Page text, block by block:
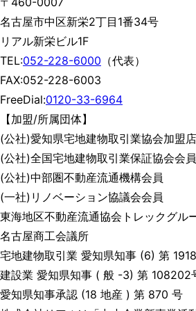
名古屋市中区新栄2丁目1番34号
リアル新栄ビル1F
TEL:052-228-6000 （代表）
FAX:052-228-6003
FreeDial:0120-33-6964
【加盟/所属団体】
(公社)愛知県宅地建物取引業協会加盟店
(公社)全国宅地建物取引業保証協会会員
(公社)中部圏不動産流通機構会員
(一社)リノベーション協議会会員
東海地区不動産流通協会トレックグル
名古屋商工会議所
宅地建物取引業 愛知県知事 (6) 第
建設業 愛知県知事 ( 般 -3) 第 108202
愛知県知事承認 (18 地産 ) 第 870 号